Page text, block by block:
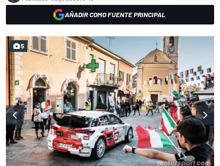
AÑADIR COMO FUENTE PRINCIPAL
5